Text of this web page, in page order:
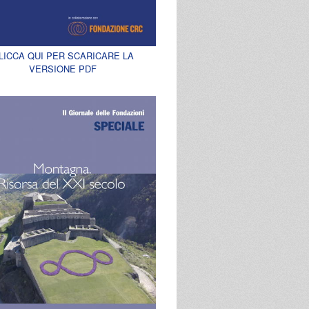
QUI PER SCARICARE LA
VERSIONE PDF